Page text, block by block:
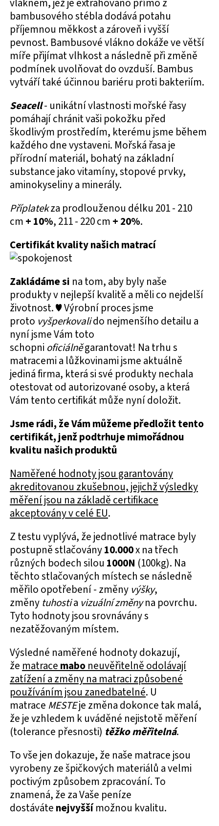
vláknem, jež je extrahováno přímo z
bambusového stébla dodává potahu
příjemnou měkkost a zároveň i vyšší
pevnost. Bambusové vlákno dokáže ve větší
míře přijímat vlhkost a následně při změně
podmínek uvolňovat do ovzduší. Bambus
vytváří také účinnou bariéru proti bakteriím.
Seacell- unikátní vlastnosti mořské řasy
pomáhají chránit vaši pokožku před
škodlivým prostředím, kterému jsme během
každého dne vystaveni. Mořská řasa je
přírodní materiál, bohatý na základní
substance jako vitamíny, stopové prvky,
aminokyseliny a minerály.
Příplatekza prodlouženou délku 201 - 210
cm + 10%, 211 - 220 cm + 20%.
Certifikát kvality našich matrací
Zakládáme si na tom, aby byly naše
produkty v nejlepší kvalitě a měli co nejdelší
životnost. ♥ Výrobní proces jsme
proto vyšperkovalido nejmenšího detailu a
nyní jsme Vám toto
schopni oficiálněgarantovat! Na trhu s
matracemi a lůžkovinami jsme aktuálně
jediná firma, která si své produkty nechala
otestovat od autorizované osoby, a která
Vám tento certifikát může nyní doložit.
Jsme rádi, že Vám můžeme předložit tento
certifikát, jenž podtrhuje mimořádnou
kvalitu našich produktů
Naměřené hodnoty jsou garantovány
akreditovanou zkušebnou, jejichž výsledky
měření jsou na základě certifikace
akceptovány v celé EU.
Z testu vyplývá, že jednotlivé matrace byly
postupně stlačovány10.000x na třech
různých bodech silou 1000N (100kg). Na
těchto stlačovaných místech se následně
měřilo opotřebení - změny výšky,
změny tuhostia vizuální změny na povrchu.
Tyto hodnoty jsou srovnávány s
nezatěžovaným místem.
Výsledné naměřené hodnoty dokazují,
že matrace mabo neuvěřitelně odolávají
zatížení a změny na matraci způsobené
používáním jsou zanedbatelné. U
matrace MESTEje změna dokonce tak malá,
že je vzhledem k uváděné nejistotě měření
(tolerance přesnosti) těžko měřitelná.
To vše jen dokazuje, že naše matrace jsou
vyrobeny ze špičkových materiálů a velmi
poctivým způsobem zpracování. To
znamená, že za Vaše peníze
dostáváte nejvyšší možnou kvalitu.